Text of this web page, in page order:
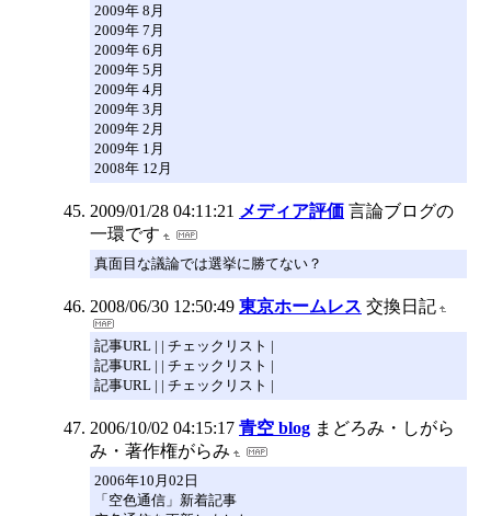
2009年 8月
2009年 7月
2009年 6月
2009年 5月
2009年 4月
2009年 3月
2009年 2月
2009年 1月
2008年 12月
2009/01/28 04:11:21 メディア評価 言論ブログの
一環です
真面目な議論では選挙に勝てない？
2008/06/30 12:50:49 東京ホームレス 交換日記
記事URL | | チェックリスト |
記事URL | | チェックリスト |
記事URL | | チェックリスト |
2006/10/02 04:15:17 青空 blog まどろみ・しがら
み・著作権がらみ
2006年10月02日
「空色通信」新着記事